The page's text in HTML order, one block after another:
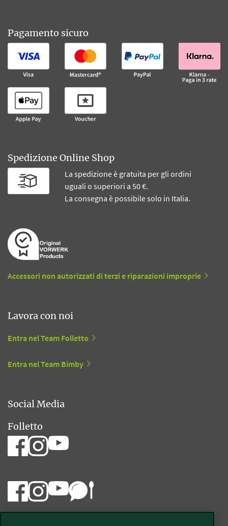
Pagamento sicuro
Spedizione Online Shop
La spedizione è gratuita per gli ordini
uguali o superiori a 50 €.
La consegna è possibile solo in Italia.
Accessori non autorizzati di terzi e riparazioni improprie
Lavora con noi
Entra nel Team Folletto
Entra nel Team Bimby
Social Media
Folletto